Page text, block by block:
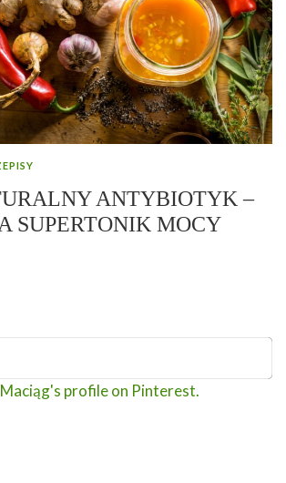
ANTYBIOTYK –
SUPERTONIK MOCY
profile on Pinterest.